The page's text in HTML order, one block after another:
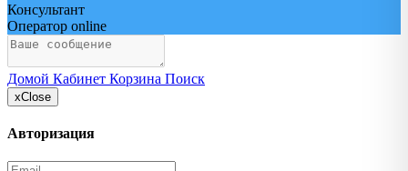
Консультант
Оператор online
Домой Кабинет Корзина Поиск
xClose
Авторизация